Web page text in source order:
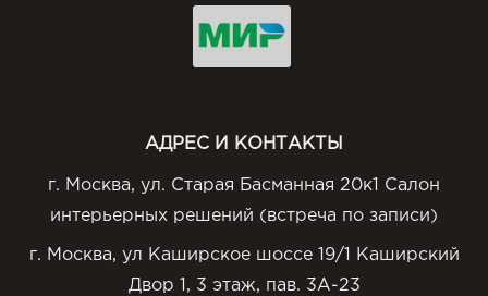
АДРЕС И КОНТАКТЫ
г. Москва, ул. Старая Басманная 20к1 Салон
интерьерных решений (встреча по записи)
г. Москва, ул Каширское шоссе 19/1 Каширский
Двор 1, 3 этаж, пав. 3А-23